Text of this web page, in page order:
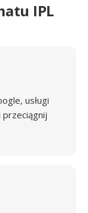
IPL
usługi